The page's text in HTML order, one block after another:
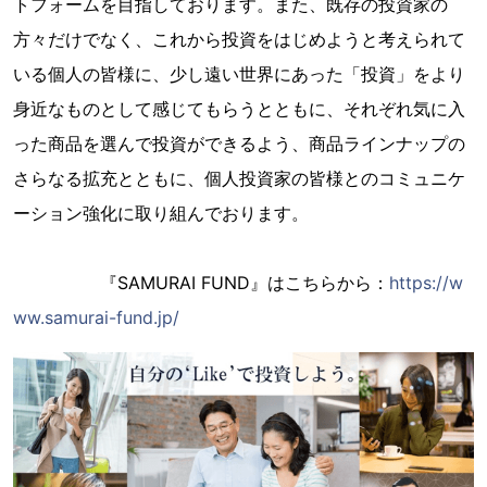
トフォームを目指しております。また、既存の投資家の
方々だけでなく、これから投資をはじめようと考えられて
いる個人の皆様に、少し遠い世界にあった「投資」をより
身近なものとして感じてもらうとともに、それぞれ気に入
った商品を選んで投資ができるよう、商品ラインナップの
さらなる拡充とともに、個人投資家の皆様とのコミュニケ
ーション強化に取り組んでおります。
『SAMURAI FUND』はこちらから： https://w
ww.samurai-fund.jp/